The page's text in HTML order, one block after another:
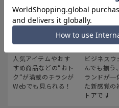
最新のお買い得情報
人気アイテムやおす
すめ商品などの“おト
ク“が満載のチラシが
Webでも見られる！
スーツ
ビジネスウ
んでも揃う
ランドが一
た新感覚の
トアです